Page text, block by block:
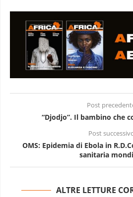
Post
“Djodjo”. Il bambino che
Post
OMS: Epidemia di Ebola in
sanitaria
ALTRE LETTURE